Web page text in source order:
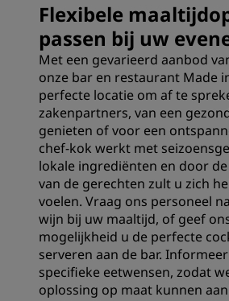
Flexibele
passen bij uw
Met een gevarieerd aanbod
onze bar en restaurant Made
perfecte locatie om af te
zakenpartners, van een
genieten of voor een
chef-kok werkt met
lokale ingrediënten en door
van de gerechten zult u zich
voelen. Vraag ons personeel
wijn bij uw maaltijd, of geef
mogelijkheid u de perfecte
serveren aan de bar.
specifieke eetwensen, zodat
oplossing op maat kunnen